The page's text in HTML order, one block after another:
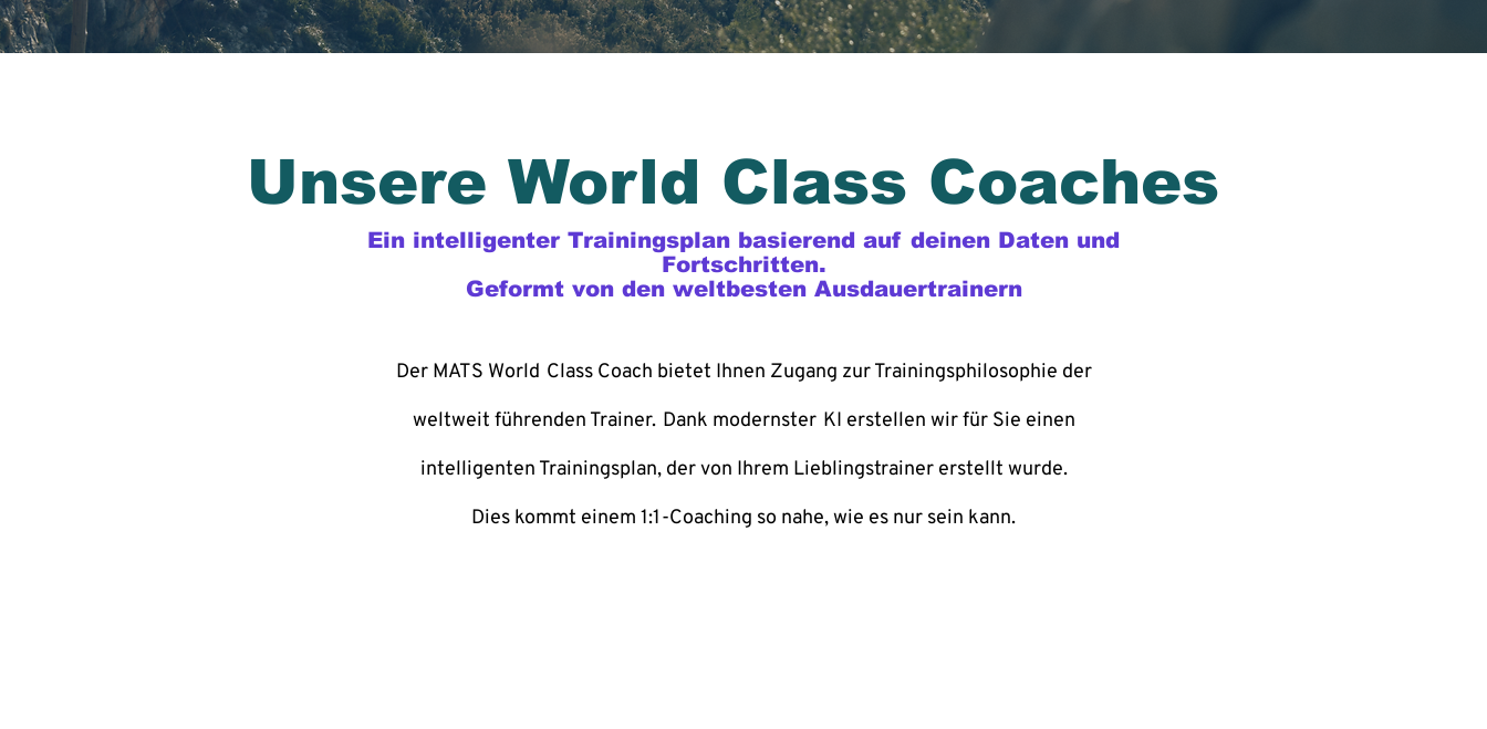
Unsere World Class Coaches
Ein intelligenter Trainingsplan basierend auf deinen Daten und
Fortschritten.
Geformt von den weltbesten Ausdauertrainern
Der MATS World Class Coach bietet Ihnen Zugang zur Trainingsphilosophie der
weltweit führenden Trainer. Dank modernster KI erstellen wir für Sie einen
intelligenten Trainingsplan, der von Ihrem Lieblingstrainer erstellt wurde.
Dies kommt einem 1:1-Coaching so nahe, wie es nur sein kann.